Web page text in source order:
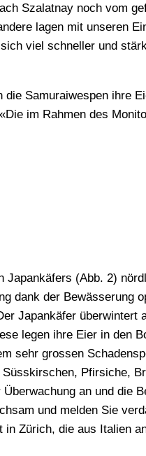
Szalatnay noch vom
lagen mit unseren
viel schneller und
Samuraiwespen ihre
im Rahmen des
(Abb. 2)
dank der Bewässerung
Japankäfer
legen ihre Eier in den
sehr grossen
Pfirsiche,
an und die
und melden Sie
Zürich, die aus Italien